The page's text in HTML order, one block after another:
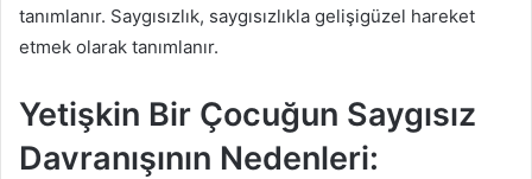
tanımlanır. Saygısızlık, saygısızlıkla gelişigüzel hareket
etmek olarak tanımlanır.
Yetişkin Bir Çocuğun Saygısız
Davranışının Nedenleri: